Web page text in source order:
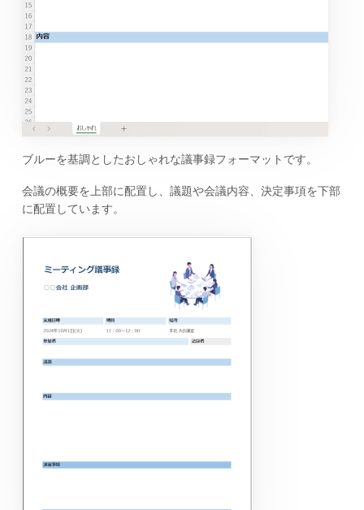
ブルーを基調としたおしゃれな議事録フォーマットです。
会議の概要を上部に配置し、議題や会議内容、決定事項を下部
に配置しています。